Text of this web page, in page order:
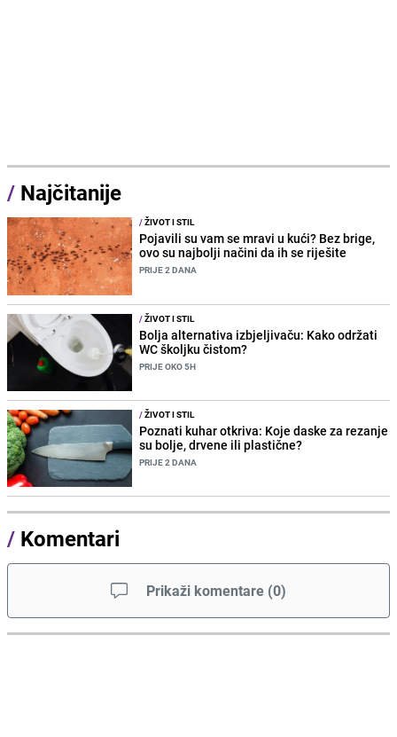
/ Najčitanije
/ŽIVOT I STIL
Pojavili su vam se mravi u kući? Bez brige,
ovo su najbolji načini da ih se riješite
PRIJE 2 DANA
/ŽIVOT I STIL
Bolja alternativa izbjeljivaču: Kako održati
WC školjku čistom?
PRIJE OKO 5H
/ŽIVOT I STIL
Poznati kuhar otkriva: Koje daske za rezanje
su bolje, drvene ili plastične?
PRIJE 2 DANA
/ Komentari
Prikaži komentare (0)